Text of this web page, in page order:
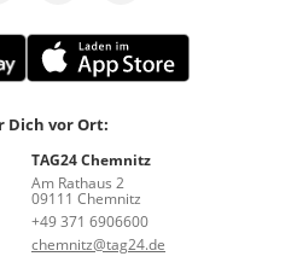
Dich vor Ort:
TAG24 Chemnitz
Am Rathaus 2
09111 Chemnitz
+49 371 6906600
chemnitz@tag24.de